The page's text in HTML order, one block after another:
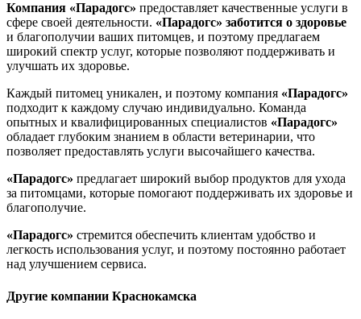
Компания «Парадогс» предоставляет качественные услуги в
сфере своей деятельности. «Парадогс» заботится о здоровье
и благополучии ваших питомцев, и поэтому предлагаем
широкий спектр услуг, которые позволяют поддерживать и
улучшать их здоровье.
Каждый питомец уникален, и поэтому компания «Парадогс»
подходит к каждому случаю индивидуально. Команда
опытных и квалифицированных специалистов «Парадогс»
обладает глубоким знанием в области ветеринарии, что
позволяет предоставлять услуги высочайшего качества.
«Парадогс» предлагает широкий выбор продуктов для ухода
за питомцами, которые помогают поддерживать их здоровье и
благополучие.
«Парадогс» стремится обеспечить клиентам удобство и
легкость использования услуг, и поэтому постоянно работает
над улучшением сервиса.
Другие компании Краснокамска